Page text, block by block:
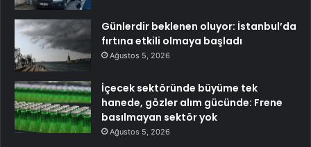
Günlerdir beklenen oluyor: İstanbul’da
fırtına etkili olmaya başladı
Ağustos 5, 2026
İçecek sektöründe büyüme tek
hanede, gözler alım gücünde: Frene
basılmayan sektör yok
Ağustos 5, 2026